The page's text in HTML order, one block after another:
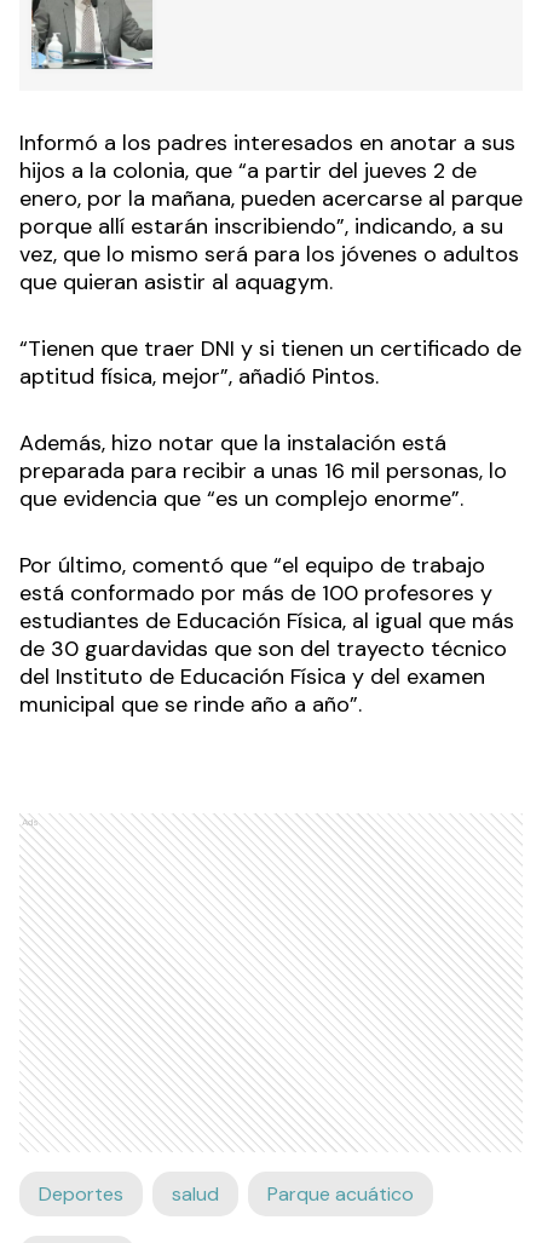
Informó a los padres interesados en anotar a sus
hijos a la colonia, que “a partir del jueves 2 de
enero, por la mañana, pueden acercarse al parque
porque allí estarán inscribiendo”, indicando, a su
vez, que lo mismo será para los jóvenes o adultos
que quieran asistir al aquagym.
“Tienen que traer DNI y si tienen un certificado de
aptitud física, mejor”, añadió Pintos.
Además, hizo notar que la instalación está
preparada para recibir a unas 16 mil personas, lo
que evidencia que “es un complejo enorme”.
Por último, comentó que “el equipo de trabajo
está conformado por más de 100 profesores y
estudiantes de Educación Física, al igual que más
de 30 guardavidas que son del trayecto técnico
del Instituto de Educación Física y del examen
municipal que se rinde año a año”.
Ads
Deportes salud Parque acuático